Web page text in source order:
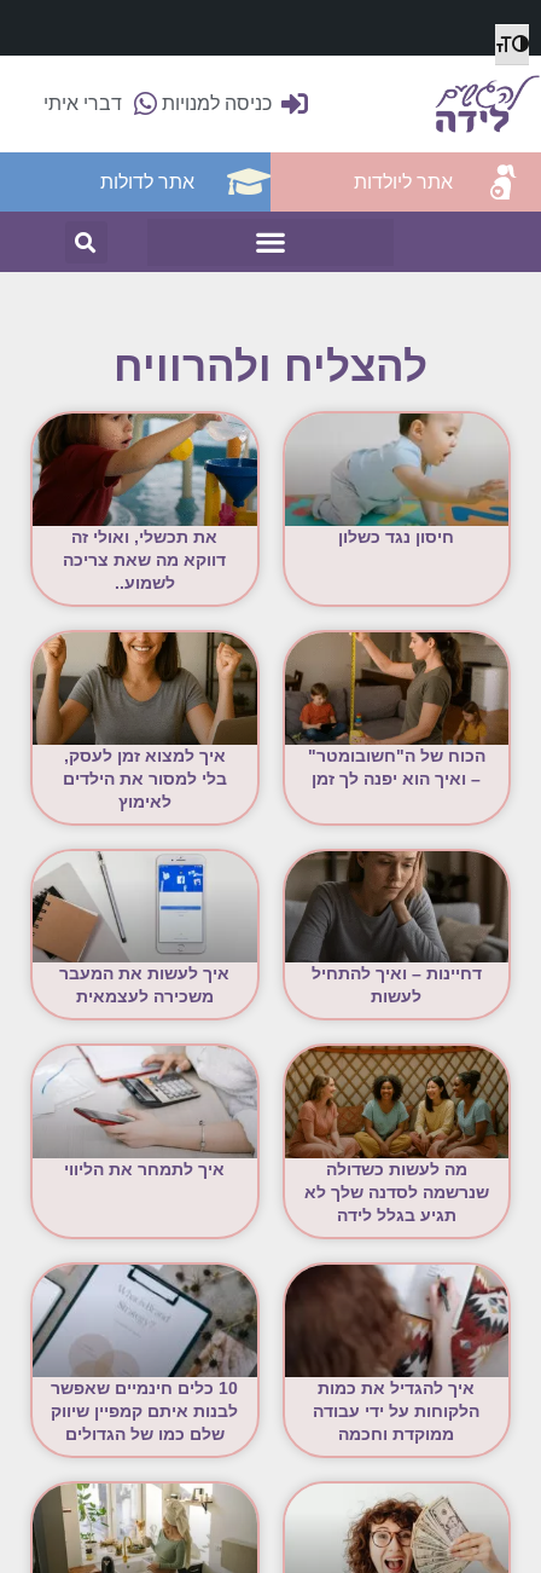
הפעל/כבה ניגודיות גבוהה
מתג גודל גופן
כניסה למנויות דברי איתי
אתר ליולדות אתר לדולות
להצליח ולהרוויח
חיסון נגד כשלון
את תכשלי, ואולי זה
דווקא מה שאת צריכה
לשמוע..
הכוח של ה"חשובומטר"
– ואיך הוא יפנה לך זמן
איך למצוא זמן לעסק,
בלי למסור את הילדים
לאימוץ
דחיינות – ואיך להתחיל
לעשות
איך לעשות את המעבר
משכירה לעצמאית
מה לעשות כשדולה
שנרשמה לסדנה שלך לא
תגיע בגלל לידה
איך לתמחר את הליווי
איך להגדיל את כמות
הלקוחות על ידי עבודה
ממוקדת וחכמה
10 כלים חינמיים שאפשר
לבנות איתם קמפיין שיווק
שלם כמו של הגדולים